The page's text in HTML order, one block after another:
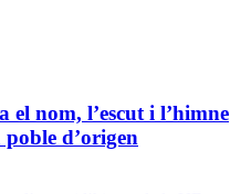
nom, l’escut i l’himne
d’origen